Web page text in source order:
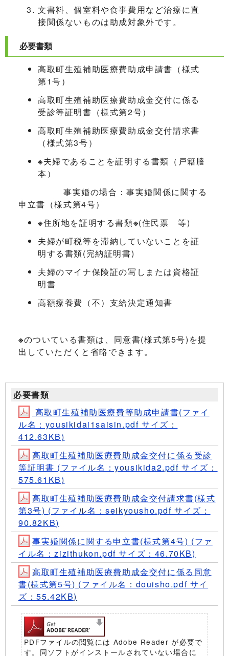
文書料、個室料や食事費用など治療に直
接関係ないものは助成対象外です。
必要書類
高取町生殖補助医療費助成申請書（様式
第1号）
高取町生殖補助医療費助成金交付に係る
受診等証明書（様式第2号）
高取町生殖補助医療費助成金交付請求書
（様式第3号）
※夫婦であることを証明する書類（戸籍謄
本）
事実婚の場合：事実婚関係に関する
申立書（様式第4号）
※住所地を証明する書類※(住民票 等)
夫婦が町税等を滞納していないことを証
明する書類(完納証明書)
夫婦のマイナ保険証の写しまたは資格証
明書
高額療養費（不）支給決定通知書
※のついている書類は、同意書(様式第5号)を提
出していただくと省略できます。
必要書類
高取町生殖補助医療費等助成申請書(ファイ
ル名：yousikidai1saisin.pdf サイズ：
412.63KB)
高取町生殖補助医療費助成金交付に係る受診
等証明書 (ファイル名：yousikida2.pdf サイズ：
575.61KB)
高取町生殖補助医療費助成金交付請求書(様式
第3号) (ファイル名：seikyousho.pdf サイズ：
90.82KB)
事実婚関係に関する申立書(様式第4号) (ファ
イル名：zizithukon.pdf サイズ：46.70KB)
高取町生殖補助医療費助成金交付に係る同意
書(様式第5号) (ファイル名：douisho.pdf サイ
ズ：55.42KB)
PDFファイルの閲覧には Adobe Reader が必要で
す。同ソフトがインストールされていない場合に